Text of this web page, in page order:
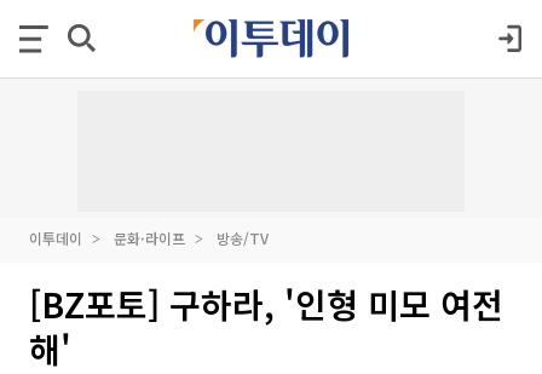
이투데이 문화·라이프 방송/TV
[BZ포토] 구하라, '인형 미모 여전
해'